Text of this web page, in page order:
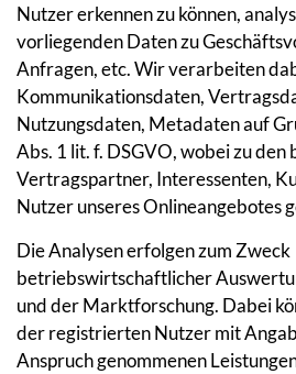
Nutzer erkennen zu können,
vorliegenden Daten zu
Anfragen, etc. Wir verarbeiten
Kommunikationsdaten,
Nutzungsdaten, Metadaten auf
Abs. 1 lit. f. DSGVO, wobei zu
Vertragspartner, Interessenten,
Nutzer unseres Onlineangebotes
Die Analysen erfolgen zum Zweck
betriebswirtschaftlicher
und der Marktforschung. Dabei
der registrierten Nutzer mit
Anspruch genommenen